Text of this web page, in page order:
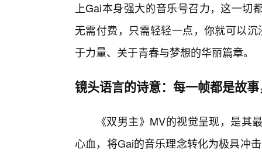
上Gai本身强大的音乐号召力，这一切
无需付费，只需轻轻一点，你就可以
于力量、关于青春与梦想的华丽篇章。
镜头语言的诗意：每一帧都是故
《双男主》MV的视觉呈现，是其
心血，将Gai的音乐理念转化为极具冲